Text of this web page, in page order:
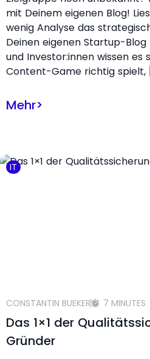
mit Deinem eigenen Blog!
wenig Analyse das
Deinen eigenen Startup-Blog
und Investor:innen wissen es
Content-Game richtig spielt,
Mehr>
IT
CONSTANTIN BUEKER 7 MINUTES
Das 1×1 der
Gründer